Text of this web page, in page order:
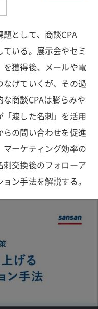
として、商談CPA
ている。展示会やセミ
獲得後、メールや電
げていくが、その過
商談CPAは膨らみや
渡した名刺」を活用
の問い合わせを促進
ーケティング効率の
交換後のフォローア
ン手法を解説する。